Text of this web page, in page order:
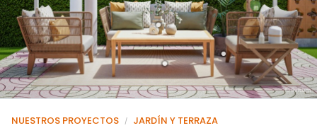
NUESTROS PROYECTOS / JARDÍN Y TERRAZA